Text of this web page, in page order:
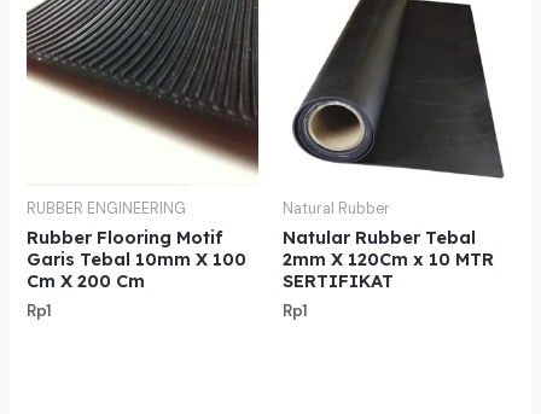
RUBBER ENGINEERING
Rubber Flooring Motif
Garis Tebal 10mm X 100
Cm X 200 Cm
Rp1
Natural Rubber
Natular Rubber Tebal
2mm X 120Cm x 10 MTR
SERTIFIKAT
Rp1